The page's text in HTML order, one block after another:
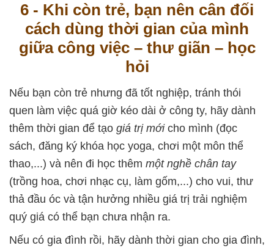
6 - Khi còn trẻ, bạn nên cân đối
cách dùng thời gian của mình
giữa công việc – thư giãn – học
hỏi
Nếu bạn còn trẻ nhưng đã tốt nghiệp, tránh thói
quen làm việc quá giờ kéo dài ở công ty, hãy dành
thêm thời gian để tạo giá trị mớicho mình (đọc
sách, đăng ký khóa học yoga, chơi một môn thể
thao,...) và nên đi học thêm một nghề chân tay
(trồng hoa, chơi nhạc cụ, làm gốm,...) cho vui, thư
thả đầu óc và tận hưởng nhiều giá trị trải nghiệm
quý giá có thể bạn chưa nhận ra.
Nếu có gia đình rồi, hãy dành thời gian cho gia đình,